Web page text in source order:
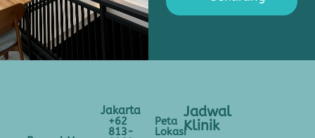
Jakarta
+62
813-
Peta
Lokasi
Jadwal
Klinik